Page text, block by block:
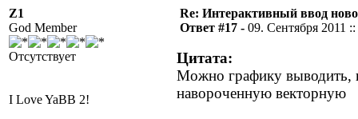
Z1
God Member
Отсутствует
I Love YaBB 2!
Re: Интерактивный ввод
Ответ #17 - 09. Сентября 2011
Цитата:
Можно графику выводить,
навороченную векторную